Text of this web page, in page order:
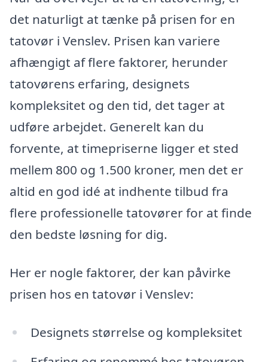
det naturligt at tænke på prisen for en
tatovør i Venslev. Prisen kan variere
afhængigt af flere faktorer, herunder
tatovørens erfaring, designets
kompleksitet og den tid, det tager at
udføre arbejdet. Generelt kan du
forvente, at timepriserne ligger et sted
mellem 800 og 1.500 kroner, men det er
altid en god idé at indhente tilbud fra
flere professionelle tatovører for at finde
den bedste løsning for dig.
Her er nogle faktorer, der kan påvirke
prisen hos en tatovør i Venslev:
Designets størrelse og kompleksitet